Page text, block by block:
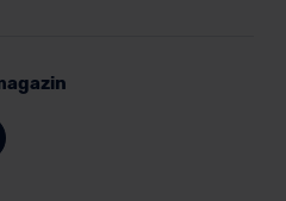
(Art. 46 Abs. 2 lit. c
Ihre Einwilligung freiwillig
zu den bestehenden